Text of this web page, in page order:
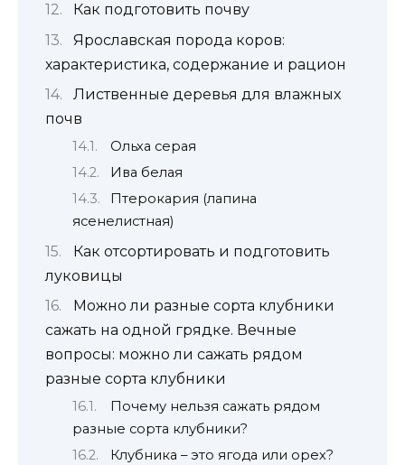
Как подготовить почву
Ярославская порода коров:
характеристика, содержание и рацион
Лиственные деревья для влажных
почв
Ольха серая
Ива белая
Птерокария (лапина
ясенелистная)
Как отсортировать и подготовить
луковицы
Можно ли разные сорта клубники
сажать на одной грядке. Вечные
вопросы: можно ли сажать рядом
разные сорта клубники
Почему нельзя сажать рядом
разные сорта клубники?
Клубника – это ягода или орех?